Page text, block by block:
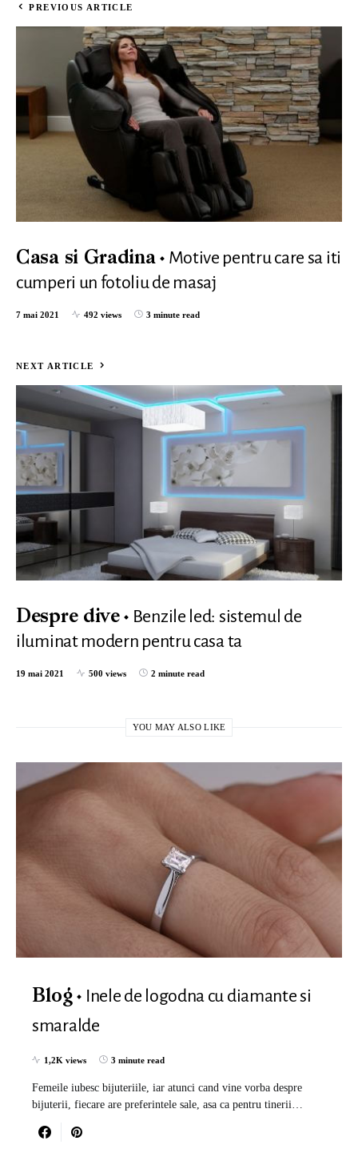
PREVIOUS ARTICLE
Casa si Gradina
Motive pentru care sa iti
cumperi un fotoliu de masaj
7 mai 2021 492 views 3 minute read
NEXT ARTICLE
Despre dive
Benzile led: sistemul de
iluminat modern pentru casa ta
19 mai 2021 500 views 2 minute read
YOU MAY ALSO LIKE
Blog
Inele de logodna cu diamante si
smaralde
1,2K views 3 minute read
Femeile iubesc bijuteriile, iar atunci cand vine vorba despre
bijuterii, fiecare are preferintele sale, asa ca pentru tinerii…